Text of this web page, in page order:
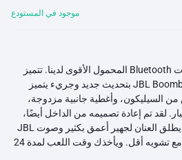
موجود في المستودع
لقد قمنا للتو بتحسين مكبر صوت Bluetooth المحمول الأقوى لدينا. تتميز
الصورة الظلية المميزة لـ JBL Boombox 3 بتحديث جديد وجريء يتميز
السيليكون، وأغطية جانبية مزدوجة،
لقد تم إعادة تصميمه من الداخل أيضًا،
وأضيف مع مضخم صوت جديد يطلق العنان لجهير أعمق بكثير وصوت JBL
Original Pro الضخم، كل ذلك مع تشويه أقل. ويأخذك وقت اللعب لمدة 24